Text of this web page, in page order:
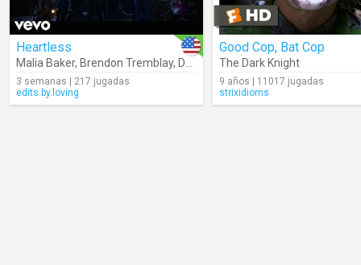
Heartless
Malia Baker, Brendon Tremblay, Descendants – Cast
3 semanas | 217 jugadas
edits.by.loving
Good Cop, Bat Cop
The Dark Knight
9 años | 11017 jugadas
strixidioms